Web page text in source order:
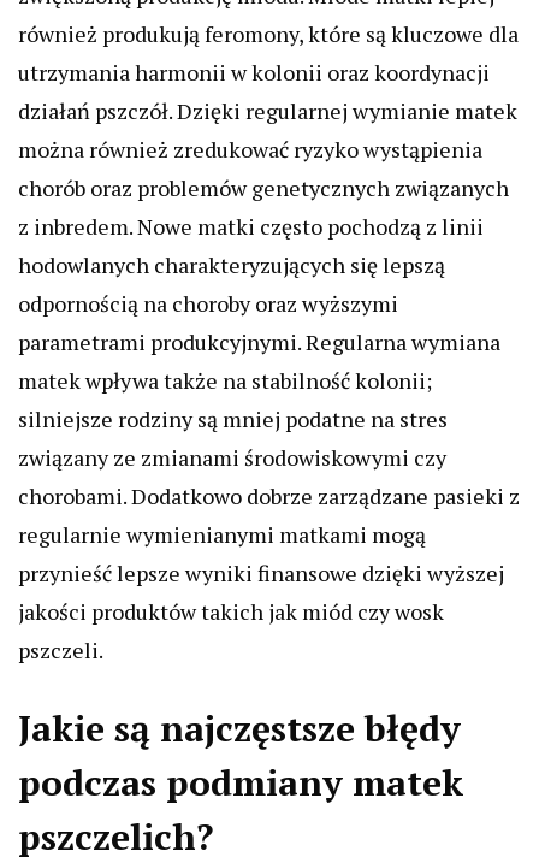
również produkują feromony, które są kluczowe dla
utrzymania harmonii w kolonii oraz koordynacji
działań pszczół. Dzięki regularnej wymianie matek
można również zredukować ryzyko wystąpienia
chorób oraz problemów genetycznych związanych
z inbredem. Nowe matki często pochodzą z linii
hodowlanych charakteryzujących się lepszą
odpornością na choroby oraz wyższymi
parametrami produkcyjnymi. Regularna wymiana
matek wpływa także na stabilność kolonii;
silniejsze rodziny są mniej podatne na stres
związany ze zmianami środowiskowymi czy
chorobami. Dodatkowo dobrze zarządzane pasieki z
regularnie wymienianymi matkami mogą
przynieść lepsze wyniki finansowe dzięki wyższej
jakości produktów takich jak miód czy wosk
pszczeli.
Jakie są najczęstsze błędy
podczas podmiany matek
pszczelich?